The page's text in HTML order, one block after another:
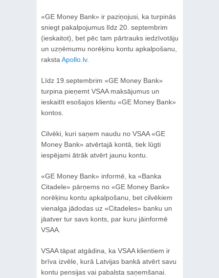
«GE Money Bank» ir paziņojusi, ka turpinās
sniegt pakalpojumus līdz 20. septembrim
(ieskaitot), bet pēc tam pārtrauks iedzīvotāju
un uzņēmumu norēķinu kontu apkalpošanu,
raksta Apollo.lv.
Līdz 19.septembrim «GE Money Bank»
turpina pieņemt VSAA maksājumus un
ieskaitīt esošajos klientu «GE Money Bank»
kontos.
Cilvēki, kuri saņem naudu no VSAA «GE
Money Bank» atvērtajā kontā, tiek lūgti
iespējami ātrāk atvērt jaunu kontu.
«GE Money Bank» informē, ka «Banka
Citadele» pārņems no «GE Money Bank»
norēķinu kontu apkalpošanu, bet cilvēkiem
vienalga jādodas uz «Citadeles» banku un
jāatver tur savs konts, par kuru jāinformē
VSAA.
VSAA tāpat atgādina, ka VSAA klientiem ir
brīva izvēle, kurā Latvijas bankā atvērt savu
kontu pensijas vai pabalsta saņemšanai.